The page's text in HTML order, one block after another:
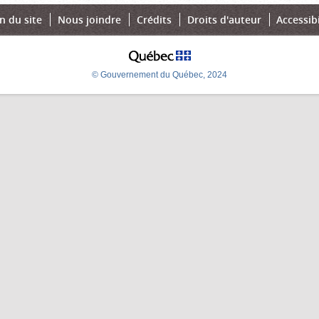
du site Nous joindre Crédits Droits d'auteur
© Gouvernement du Québec, 2024